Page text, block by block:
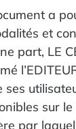
a
et
part, LE
ses
sur le
par